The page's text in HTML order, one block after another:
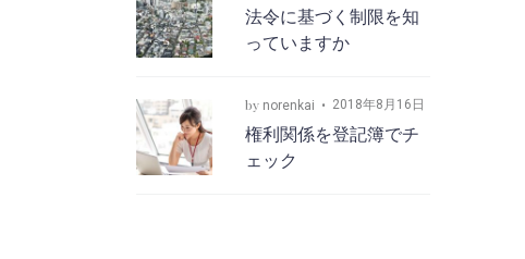
法令に基づく制限を知
っていますか
by norenkai 2018年8月16日
権利関係を登記簿でチ
ェック